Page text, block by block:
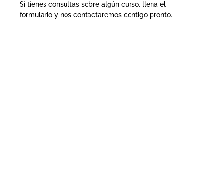
Si tienes consultas sobre algún curso, llena el
formulario y nos contactaremos contigo pronto.